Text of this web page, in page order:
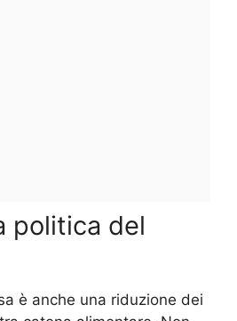
politica del
è anche una riduzione dei